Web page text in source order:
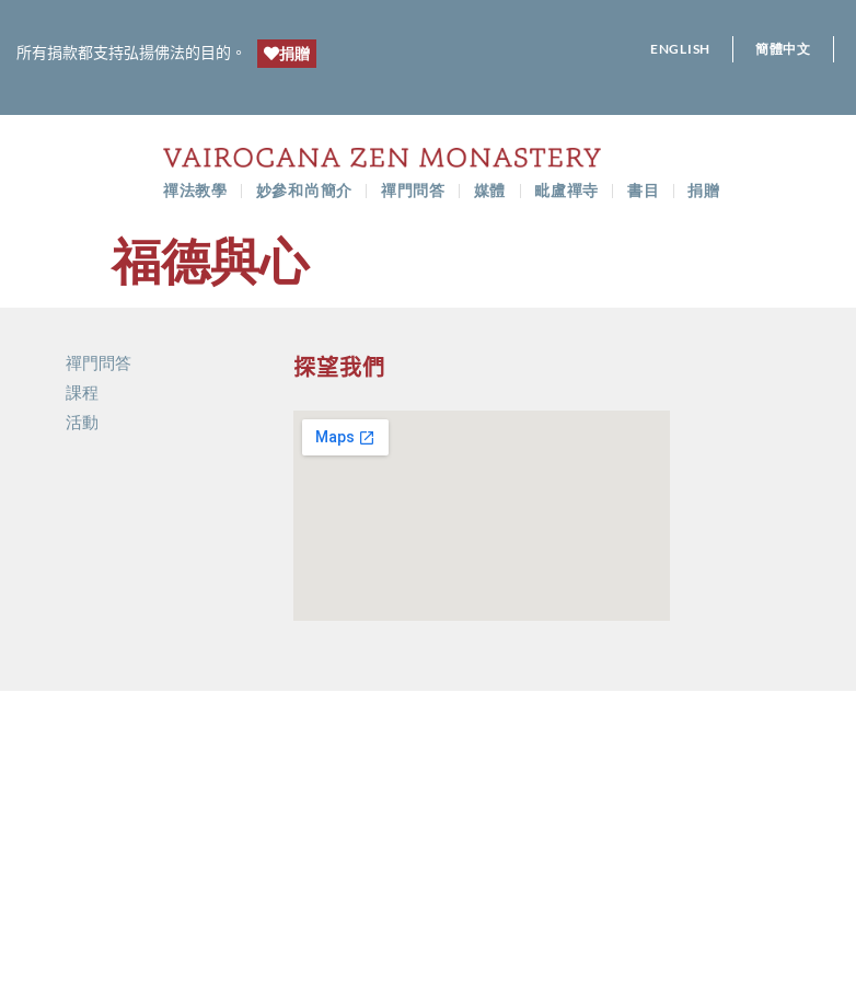
所有捐款都支持弘揚佛法的目的。 捐贈 ENGLISH 簡體中文
禪法教學 妙參和尚簡介 禪門問答 媒體 毗盧禪寺 書目 捐贈
福德與心
禪門問答
課程
活動
探望我們